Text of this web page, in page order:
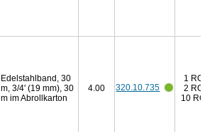
Edelstahlband, 30
m, 3/4' (19 mm), 30
m im Abrollkarton
4.00 320.10.735
1
2
10